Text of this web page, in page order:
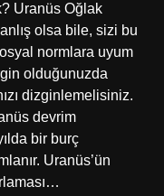
Uranüs Oğlak
olsa bile, sizi bu
normlara uyum
olduğunuzda
dizginlemelisiniz.
devrim
bir burç
Uranüs’ün